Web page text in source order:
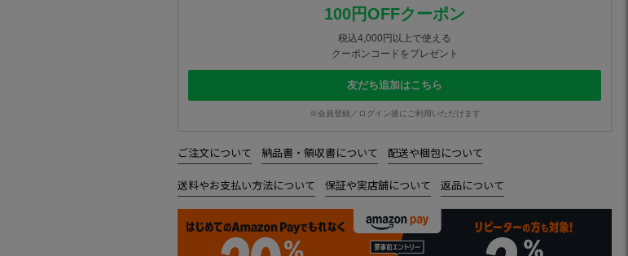
100円OFFクーポン
税込4,000円以上で使える
クーポンコードをプレゼント
友だち追加はこちら
※会員登録／ログイン後にご利用いただけます
ご注文について 納品書・領収書について 配送や梱包について
送料やお支払い方法について 保証や実店舗について 返品について